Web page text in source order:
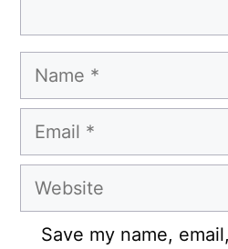
Name
Email
Website
Save my name,